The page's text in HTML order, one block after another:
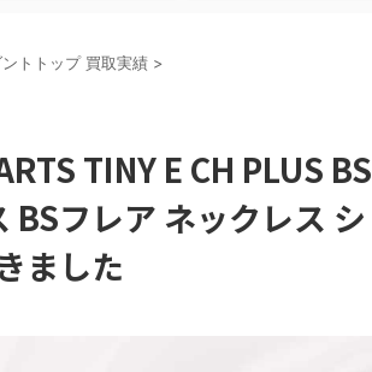
トトップ 買取実績 >
TINY E CH PLUS BS
BSフレア ネックレス シ
ました